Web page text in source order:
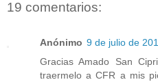
19 comentarios:
Anónimo 9 de julio de
Gracias Amado San
traermelo a CFR a mis